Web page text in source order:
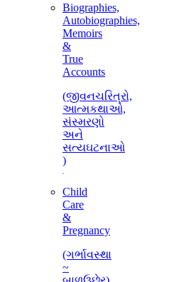
Biographies,
Autobiographies,
Memoirs
&
True
Accounts
(જીવનચરિત્રો,
આત્મકથાઓ,
સંસ્મરણો
અને
સત્યઘટનાઓ
)
Child
Care
&
Pregnancy
(ગર્ભાવસ્થા
~